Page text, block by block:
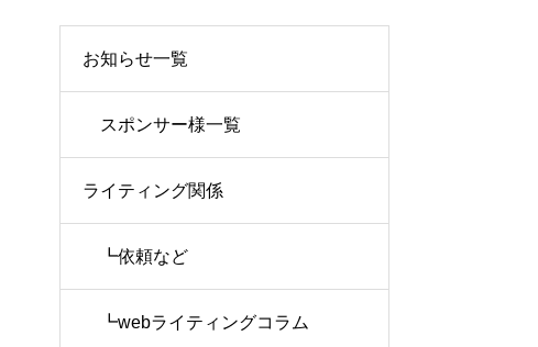
お知らせ一覧
スポンサー様一覧
ライティング関係
┗依頼など
┗webライティングコラム